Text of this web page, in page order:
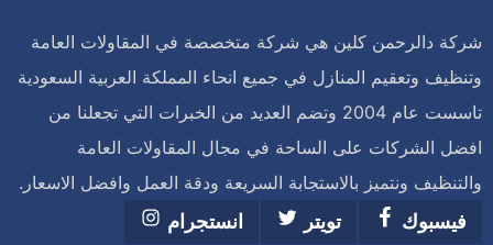
شركة دالرحمن كلين هي شركة متخصصة في المقاولات العامة
وتنظيف وتعقيم المنازل في جميع انحاء المملكة العربية السعودية
تاسست عام 2004 وتضم العديد من الخبرات التي تجعلنا من
افضل الشركات على الساحة في مجال المقاولات العامة
والتنظيف ونتميز بالاستجابة السريعة ودقة العمل وافضل الاسعار.
فيسبوك
تويتر انستجرام